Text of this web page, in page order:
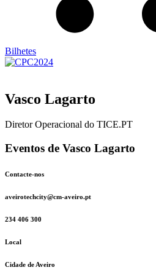
Bilhetes
Vasco Lagarto
Diretor Operacional do TICE.PT
Eventos de Vasco Lagarto
Contacte-nos
aveirotechcity@cm-aveiro.pt
234 406 300
Local
Cidade de Aveiro